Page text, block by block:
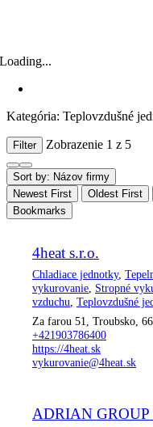
Loading...
Kategória: Teplovzdušné
Filter Zobrazenie 1 z 5
Sort by: Názov firmy
Newest First
Oldest First
Bookmarks
4heat s.r.o.
Chladiace jednotky,
vykurovanie Stropné
vzduchu Teplovzdušné
Za farou 51, Troubsko,
+421903786400
https://4heat.sk
vykurovanie@4heat.sk
ADRIAN GROUP